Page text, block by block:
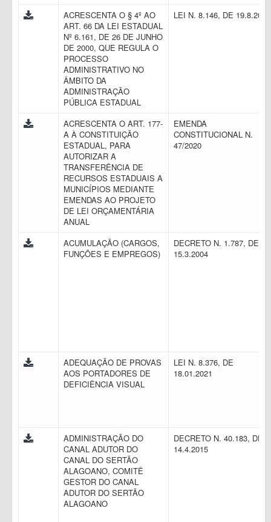
ACRESCENTA O § 4º AO
ART. 66 DA LEI ESTADUAL
Nº 6.161, DE 26 DE JUNHO
DE 2000, QUE REGULA O
PROCESSO
ADMINISTRATIVO NO
ÂMBITO DA
ADMINISTRAÇÃO
PÚBLICA ESTADUAL
LEI N. 8.146, DE
ACRESCENTA O ART. 177-
A À CONSTITUIÇÃO
ESTADUAL, PARA
AUTORIZAR A
TRANSFERÊNCIA DE
RECURSOS ESTADUAIS A
MUNICÍPIOS MEDIANTE
EMENDAS AO PROJETO
DE LEI ORÇAMENTÁRIA
ANUAL
EMENDA
CONSTITUCIONAL N.
47/2020
ACUMULAÇÃO (CARGOS,
FUNÇÕES E EMPREGOS)
DECRETO N. 1.787, DE
15.3.2004
ADEQUAÇÃO DE PROVAS
AOS PORTADORES DE
DEFICIÊNCIA VISUAL
LEI N. 8.376, DE
18.01.2021
ADMINISTRAÇÃO DO
CANAL ADUTOR DO
CANAL DO SERTÃO
ALAGOANO, COMITÊ
GESTOR DO CANAL
ADUTOR DO SERTÃO
ALAGOANO
DECRETO N. 40.183, DE
14.4.2015